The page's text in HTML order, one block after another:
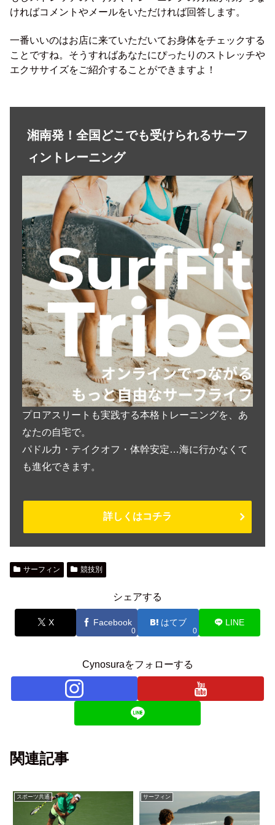
ければコメントやメールをいただければ回答します。
一番いいのはお店に来ていただいてお身体をチェックする
ことですね。そうすればあなたにぴったりのストレッチや
エクササイズをご紹介することができますよ！
湘南発！全国どこでも受けられるサーフ
ィントレーニング
プロアスリートも実践する本格トレーニングを、あ
なたの自宅で。
パドル力・テイクオフ・体幹安定…海に行かなくて
も進化できます。
詳しくはコチラ
サーフィン 競技別
シェアする
X Facebook
0
はてブ
0
LINE
Cynosuraをフォローする
関連記事
スポーツ共通 サーフィン